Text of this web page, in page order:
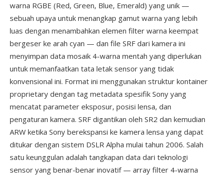
warna RGBE (Red, Green, Blue, Emerald) yang unik —
sebuah upaya untuk menangkap gamut warna yang lebih
luas dengan menambahkan elemen filter warna keempat
bergeser ke arah cyan — dan file SRF dari kamera ini
menyimpan data mosaik 4-warna mentah yang diperlukan
untuk memanfaatkan tata letak sensor yang tidak
konvensional ini. Format ini menggunakan struktur kontainer
proprietary dengan tag metadata spesifik Sony yang
mencatat parameter eksposur, posisi lensa, dan
pengaturan kamera. SRF digantikan oleh SR2 dan kemudian
ARW ketika Sony berekspansi ke kamera lensa yang dapat
ditukar dengan sistem DSLR Alpha mulai tahun 2006. Salah
satu keunggulan adalah tangkapan data dari teknologi
sensor yang benar-benar inovatif — array filter 4-warna